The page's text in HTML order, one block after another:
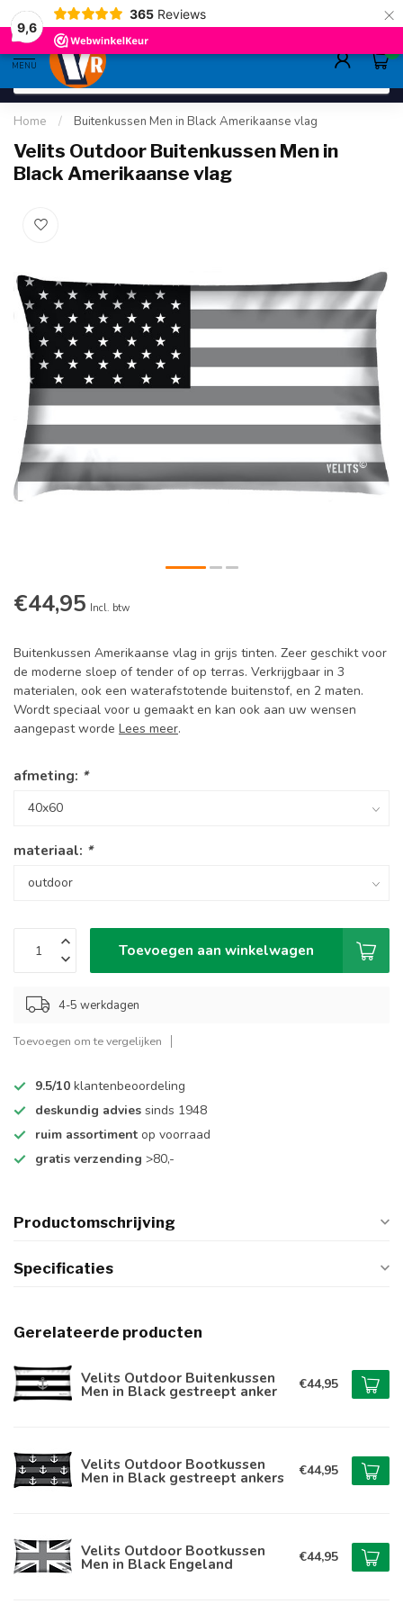
9,6
365 Reviews ×
gratis verzending>80,-
MENU
0
Home / Buitenkussen Men in Black Amerikaanse vlag
Velits Outdoor Buitenkussen Men in
Black Amerikaanse vlag
€44,95 Incl. btw
Buitenkussen Amerikaanse vlag in grijs tinten. Zeer geschikt voor
de moderne sloep of tender of op terras. Verkrijgbaar in 3
materialen, ook een waterafstotende buitenstof, en 2 maten.
Wordt speciaal voor u gemaakt en kan ook aan uw wensen
aangepast worde Lees meer.
afmeting: *
materiaal: *
Toevoegen aan winkelwagen
4-5 werkdagen
Toevoegen om te vergelijken
9.5/10 klantenbeoordeling
deskundig advies sinds 1948
ruim assortiment op voorraad
gratis verzending >80,-
Productomschrijving
Specificaties
Gerelateerde producten
Velits Outdoor Buitenkussen
Men in Black gestreept anker €44,95
Velits Outdoor Bootkussen
Men in Black gestreept ankers €44,95
Velits Outdoor Bootkussen
Men in Black Engeland €44,95